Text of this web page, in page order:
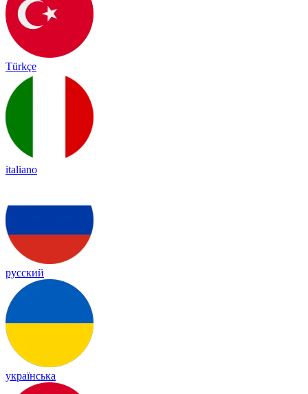
Türkçe
italiano
русский
українська